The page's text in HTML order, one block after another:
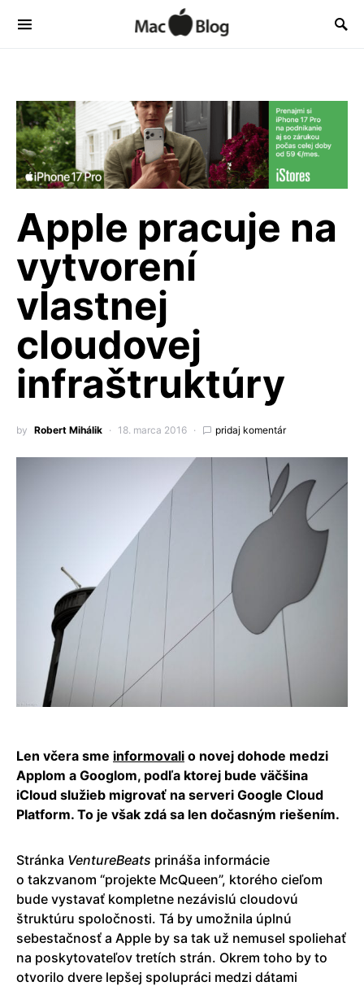
Apple pracuje na
vytvorení
vlastnej
cloudovej
infraštruktúry
by Robert Mihálik 18. marca 2016 pridaj komentár
Len včera sme informovali o novej dohode medzi
Applom a Googlom, podľa ktorej bude väčšina
iCloud služieb migrovať na serveri Google Cloud
Platform. To je však zdá sa len dočasným riešením.
Stránka VentureBeats prináša informácie
o takzvanom “projekte McQueen”, ktorého cieľom
bude vystavať kompletne nezávislú cloudovú
štruktúru spoločnosti. Tá by umožnila úplnú
sebestačnosť a Apple by sa tak už nemusel spoliehať
na poskytovateľov tretích strán. Okrem toho by to
otvorilo dvere lepšej spolupráci medzi dátami